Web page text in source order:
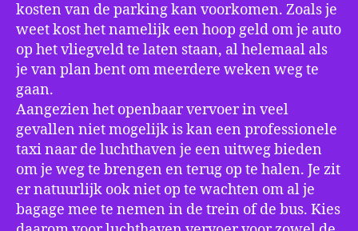
kosten van de parking kan voorkomen. Zoals je
weet kost het namelijk een hoop geld om je auto
op het vliegveld te laten staan, al helemaal als
je van plan bent om meerdere weken weg te
gaan.
Aangezien het openbaar vervoer in veel
gevallen niet mogelijk is kan een professionele
taxi naar de luchthaven je een uitweg bieden
om je weg te brengen en terug op te halen. Je zit
er natuurlijk ook niet op te wachten om al je
bagage mee te nemen in de trein of de bus. Kies